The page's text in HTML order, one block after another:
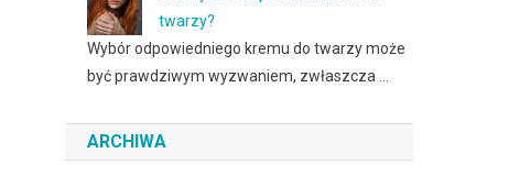
twarzy?
Wybór odpowiedniego kremu do twarzy może
być prawdziwym wyzwaniem, zwłaszcza …
ARCHIWA